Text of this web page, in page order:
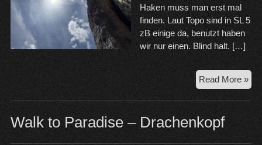
Haken muss man erst mal
finden. Laut Topo sind in SL 5
zB einige da, benutzt haben
wir nur einen. Blind halt. […]
Read More »
Walk to Paradise – Drachenkopf